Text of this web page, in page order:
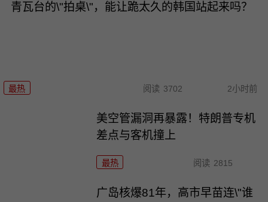
青瓦台的\"拍桌\"，能让跪太久的韩国站起来吗？
最热 阅读 3702 2小时前
美空管漏洞再暴露！特朗普专机
差点与客机撞上
最热 阅读 2815
广岛核爆81年，高市早苗连\"谁